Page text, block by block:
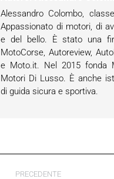
Alessandro Colombo,
Appassionato di motori, di
e del bello. È stato una
MotoCorse, Autoreview,
e Moto.it. Nel 2015 fonda
Motori Di Lusso. È anche
di guida sicura e sportiva.
PRECEDENTE